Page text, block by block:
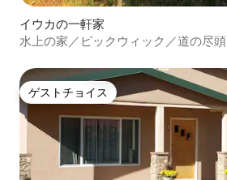
イウカの一軒家
水上の家／ピックウィック／道の尽頭
ゲストチョイス
ゲストチョイス